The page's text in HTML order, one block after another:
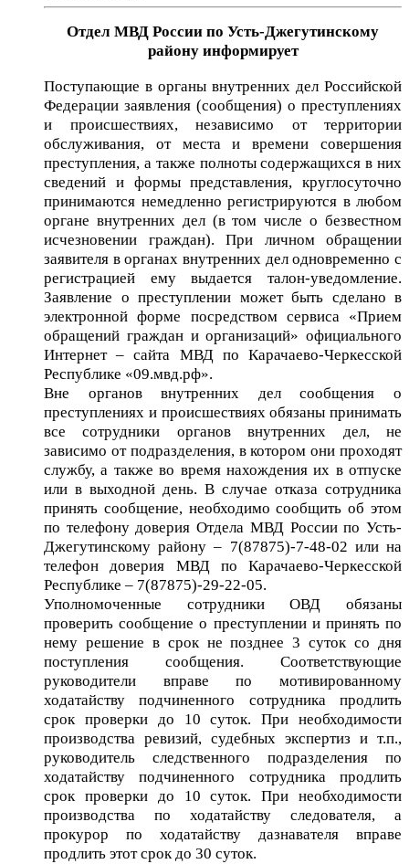
Отдел МВД России по Усть-Джегутинскому
району информирует
Поступающие в органы внутренних дел Российской
Федерации заявления (сообщения) о преступлениях
и происшествиях, независимо от территории
обслуживания, от места и времени совершения
преступления, а также полноты содержащихся в них
сведений и формы представления, круглосуточно
принимаются немедленно регистрируются в любом
органе внутренних дел (в том числе о безвестном
исчезновении граждан). При личном обращении
заявителя в органах внутренних дел одновременно с
регистрацией ему выдается талон-уведомление.
Заявление о преступлении может быть сделано в
электронной форме посредством сервиса «Прием
обращений граждан и организаций» официального
Интернет – сайта МВД по Карачаево-Черкесской
Республике «09.мвд.рф».
Вне органов внутренних дел сообщения о
преступлениях и происшествиях обязаны принимать
все сотрудники органов внутренних дел, не
зависимо от подразделения, в котором они проходят
службу, а также во время нахождения их в отпуске
или в выходной день. В случае отказа сотрудника
принять сообщение, необходимо сообщить об этом
по телефону доверия Отдела МВД России по Усть-
Джегутинскому району – 7(87875)-7-48-02 или на
телефон доверия МВД по Карачаево-Черкесской
Республике – 7(87875)-29-22-05.
Уполномоченные сотрудники ОВД обязаны
проверить сообщение о преступлении и принять по
нему решение в срок не позднее 3 суток со дня
поступления сообщения. Соответствующие
руководители вправе по мотивированному
ходатайству подчиненного сотрудника продлить
срок проверки до 10 суток. При необходимости
производства ревизий, судебных экспертиз и т.п.,
руководитель следственного подразделения по
ходатайству подчиненного сотрудника продлить
срок проверки до 10 суток. При необходимости
производства по ходатайству следователя, а
прокурор по ходатайству дазнавателя вправе
продлить этот срок до 30 суток.